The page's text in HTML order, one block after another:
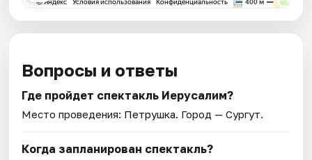
Вопросы и ответы
Где пройдет спектакль Иерусалим?
Место проведения: Петрушка . Город — Сургут.
Когда запланирован спектакль?